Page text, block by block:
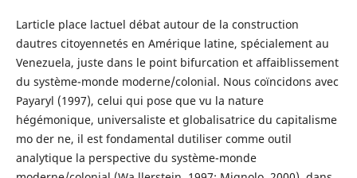
Larticle place lactuel débat autour de la construction
dautres citoyennetés en Amérique latine, spécialement au
Venezuela, juste dans le point bifurcation et affaiblissement
du système-monde moderne/colonial. Nous coïncidons avec
Payaryl (1997), celui qui pose que vu la nature
hégémonique, universaliste et globalisatrice du capitalisme
mo der ne, il est fondamental dutiliser comme outil
analytique la perspective du système-monde